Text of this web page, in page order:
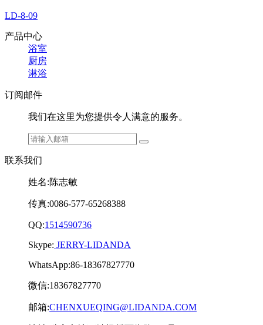
LD-8-09
产品中心
浴室
厨房
淋浴
订阅邮件
我们在这里为您提供令人满意的服务。
联系我们
姓名:陈志敏
传真:0086-577-65268388
QQ:1514590736
Skype: JERRY-LIDANDA
WhatsApp:86-18367827770
微信:18367827770
邮箱:CHENXUEQING@LIDANDA.COM